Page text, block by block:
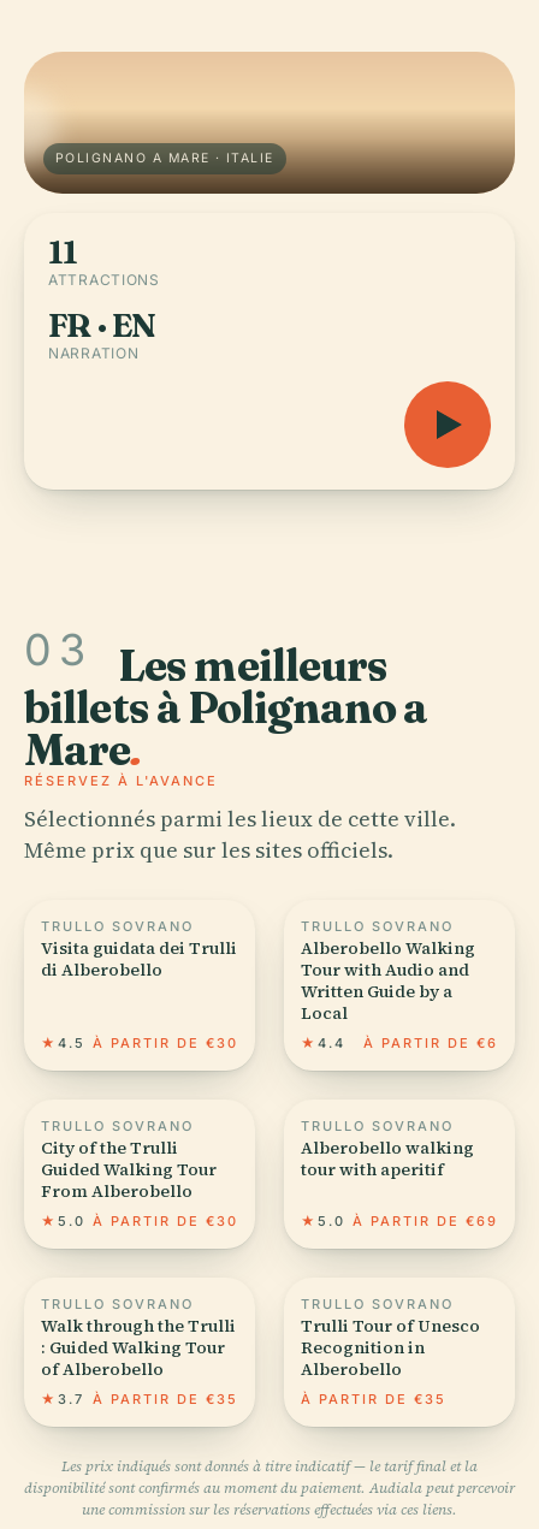
POLIGNANO A MARE · ITALIE
11
ATTRACTIONS
FR · EN
NARRATION
03 Les meilleurs
billets à Polignano a
Mare.
RÉSERVEZ À L'AVANCE
Sélectionnés parmi les lieux de cette ville.
Même prix que sur les sites officiels.
TRULLO SOVRANO
Visita guidata dei Trulli
di Alberobello
★ 4.5 À PARTIR DE €30
TRULLO SOVRANO
Alberobello Walking
Tour with Audio and
Written Guide by a
Local
★ 4.4 À PARTIR DE €6
TRULLO SOVRANO
City of the Trulli
Guided Walking Tour
From Alberobello
★ 5.0 À PARTIR DE €30
TRULLO SOVRANO
Alberobello walking
tour with aperitif
★ 5.0 À PARTIR DE €69
TRULLO SOVRANO
Walk through the Trulli
: Guided Walking Tour
of Alberobello
★ 3.7 À PARTIR DE €35
TRULLO SOVRANO
Trulli Tour of Unesco
Recognition in
Alberobello
À PARTIR DE €35
Les prix indiqués sont donnés à titre indicatif — le tarif final et la
disponibilité sont confirmés au moment du paiement. Audiala peut percevoir
une commission sur les réservations effectuées via ces liens.